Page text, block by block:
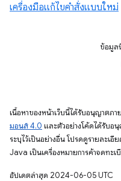
เครื่องมือแก้ไขคําสั่งแบบใหม่
ข้อมูล
เนื้อหาของหน้าเว็บนี้ได้รับอนุญาตภา
มอนส์ 4.0 และตัวอย่างโค้ดได้รับอ
ระบุไว้เป็นอย่างอื่น โปรดดูรายละเอี
Java เป็นเครื่องหมายการค้าจดทะ
อัปเดตล่าสุด 2024-06-05 UTC